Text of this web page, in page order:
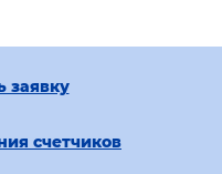
заявку
счетчиков